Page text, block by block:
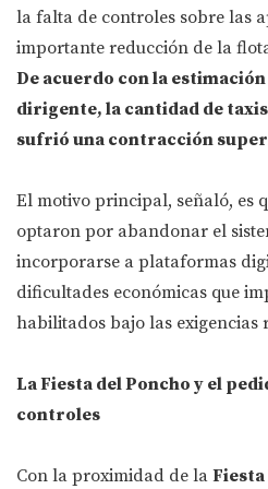
la falta de controles sobre las
importante reducción de la
De acuerdo con la
dirigente, la cantidad de
sufrió una contracción
El motivo principal, señaló, es
optaron por abandonar el
incorporarse a plataformas
dificultades económicas que
habilitados bajo las exigencias
La Fiesta del Poncho y el
controles
Con la proximidad de la Fiesta